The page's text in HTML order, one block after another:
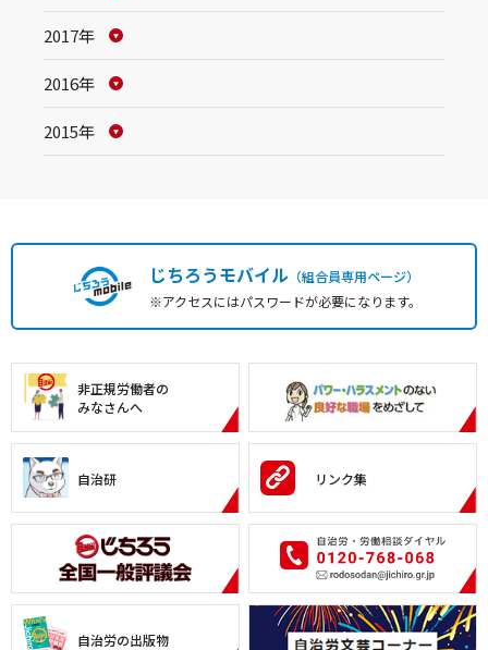
2017年
2016年
2015年
じちろうモバイル（組合員専用ページ）
※アクセスにはパスワードが必要になります。
非正規労働者の
みなさんへ
自治研 リンク集
自治労の出版物